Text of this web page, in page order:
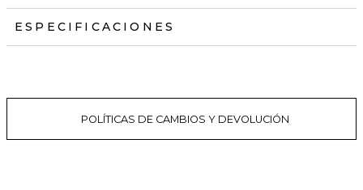
ESPECIFICACIONES
POLÍTICAS DE CAMBIOS Y DEVOLUCIÓN